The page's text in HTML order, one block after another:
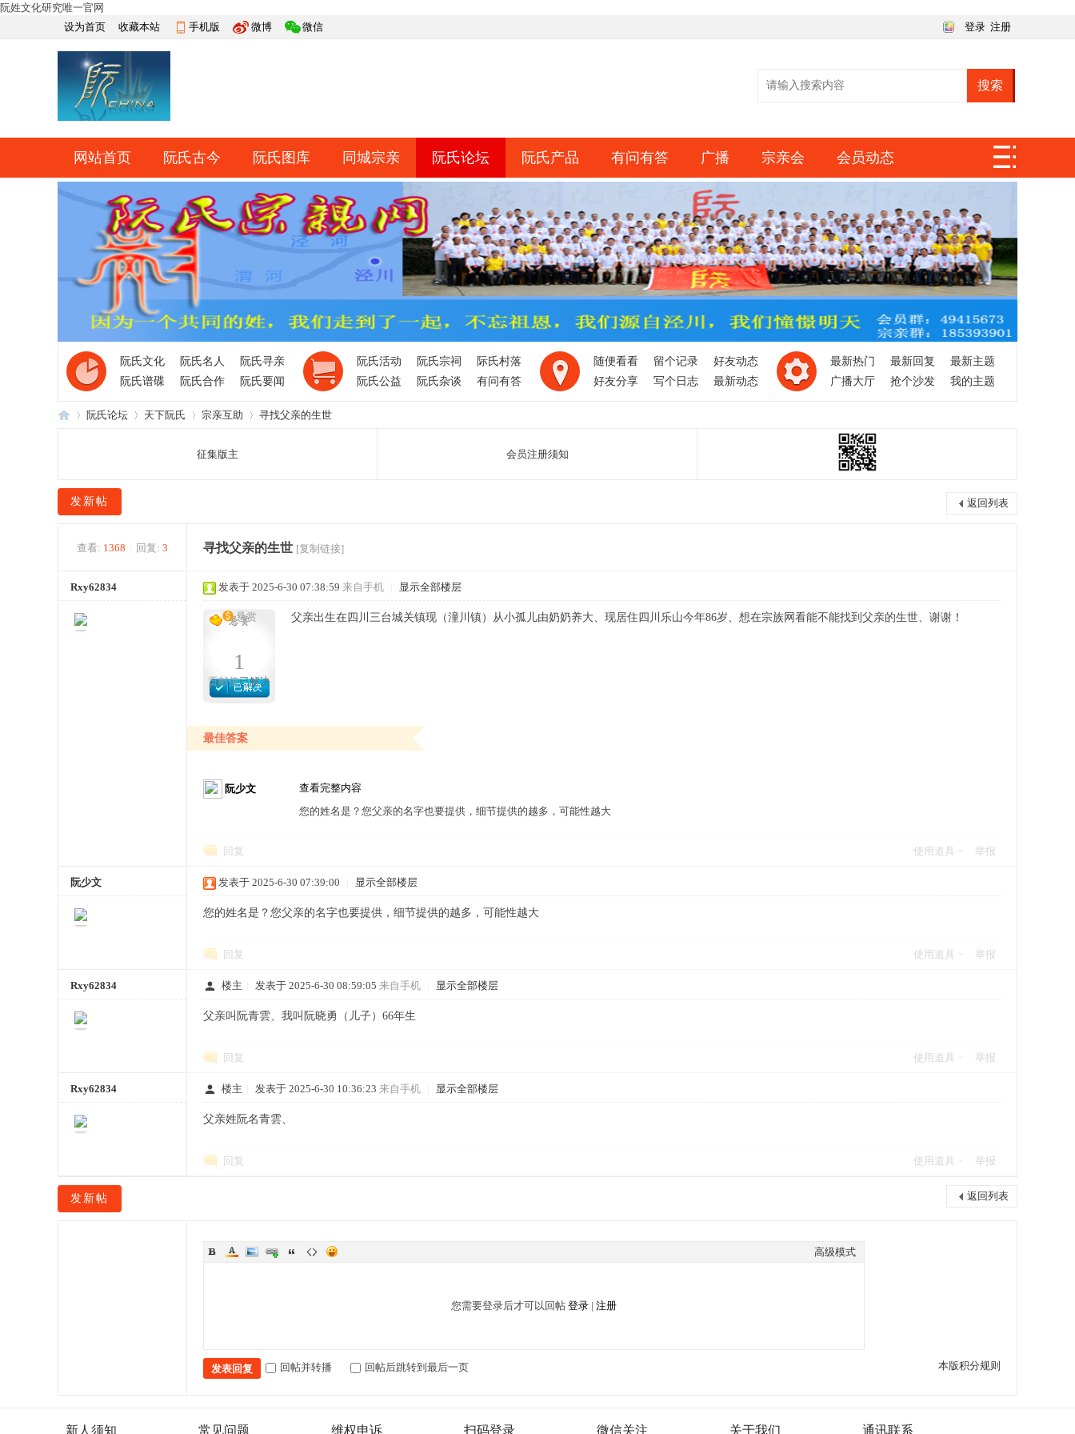
阮姓文化研究唯一官网
设为首页
收藏本站 手机版 微博 微信 登录 注册
搜索
快捷导航
网站首页 阮氏古今 阮氏图库 同城宗亲 阮氏论坛 阮氏产品 有问有答 广播 宗亲会 会员动态
网上祭祀 排行榜 导读 日志
阮氏文化 阮氏名人
阮氏寻亲
阮氏谱碟
阮氏合作 阮氏要闻
阮氏活动 阮氏宗祠
际氏村落
阮氏公益
阮氏杂谈 有问有答
随便看看 留个记录
好友动态
好友分享
写个日志 最新动态
最新热门 最新回复
最新主题
广播大厅
抢个沙发 我的主题
阮氏论坛 天下阮氏 宗亲互助 寻找父亲的生世
征集版主 会员注册须知
返回列表
发新帖
查看: 1368 回复: 3 寻找父亲的生世 [复制链接]
Rxy62834 发表于 2025-6-30 07:38:59 来自手机 显示全部楼层
悬赏
1
贡献值已解决
父亲出生在四川三台城关镇现（潼川镇）从小孤儿由奶奶养大、现居住四川乐山今年86岁、想在宗族网看能不能找到父亲的生世、谢谢！
最佳答案
阮少文
查看完整内容
您的姓名是？您父亲的名字也要提供，细节提供的越多，可能性越大
回复 使用道具 举报
阮少文 发表于 2025-6-30 07:39:00 显示全部楼层
您的姓名是？您父亲的名字也要提供，细节提供的越多，可能性越大
回复 使用道具 举报
Rxy62834 楼主 发表于 2025-6-30 08:59:05 来自手机 显示全部楼层
父亲叫阮青雲、我叫阮晓勇（儿子）66年生
回复 使用道具 举报
Rxy62834 楼主 发表于 2025-6-30 10:36:23 来自手机 显示全部楼层
父亲姓阮名青雲、
回复 使用道具 举报
返回列表
发新帖
高级模式
您需要登录后才可以回帖 登录 | 注册
本版积分规则
发表回复 回帖并转播 回帖后跳转到最后一页
新人须知 常见问题 维权申诉 扫码登录 微信关注 关于我们 通讯联系